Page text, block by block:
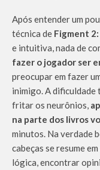
Após entender um
técnica de Figment
e intuitiva, nada de
fazer o jogador ser
preocupar em fazer
inimigo. A dificuldade
fritar os neurônios,
na parte dos livros
minutos. Na verdade
cabeças se resume
lógica, encontrar